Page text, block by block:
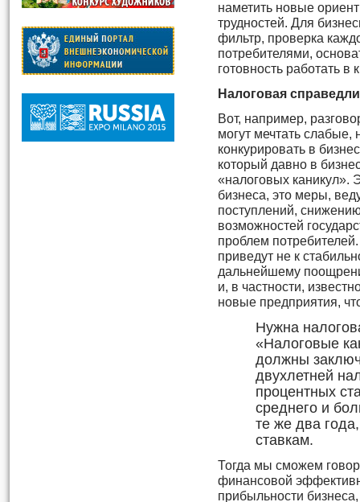
наметить новые
трудностей. Для
фильтр, проверка
потребителями,
готовность работать в
Налоговая
Вот, например,
могут мечтать
конкурировать в
который давно в
«налоговых каникул».
бизнеса, это меры,
поступлений,
возможностей
проблем
приведут не к
дальнейшему
и, в частности,
новые предприятия,
Нужна
«Налоговые
должны
двухлетней
процентных
среднего и
те же два
ставкам.
Тогда мы сможем
финансовой
прибыльности